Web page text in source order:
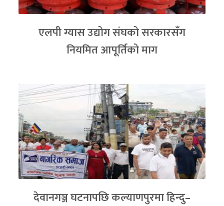
एलपी ग्यास उद्योग संघको सरकारसँग
नियमित आपूर्तिको माग
देवानगञ्ज घटनापछि कल्याणपुरमा हिन्दु–